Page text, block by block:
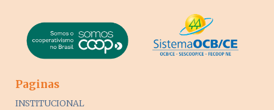
Paginas
INSTITUCIONAL